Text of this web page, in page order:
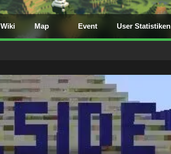
Wiki Map Event User Statistiken